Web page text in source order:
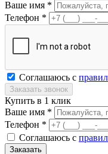
Ваше имя *
Телефон *
Соглашаюсь с
Купить в 1 клик
Ваше имя *
Телефон *
Соглашаюсь с